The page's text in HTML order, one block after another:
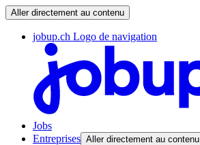
Aller directement au contenu
jobup.ch Logo de navigation
Jobs
Entreprises Aller directement au contenu